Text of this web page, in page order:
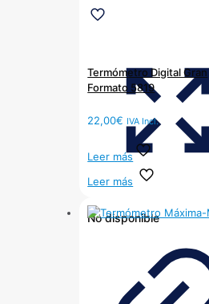
No disponible
Termómetro Digital Gran
Formato 5819
22,00€ IVA Incl.
Leer más
Leer más